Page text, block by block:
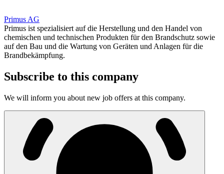
Primus AG
Primus ist spezialisiert auf die Herstellung und den Handel von
chemischen und technischen Produkten für den Brandschutz sowie
auf den Bau und die Wartung von Geräten und Anlagen für die
Brandbekämpfung.
Subscribe to this company
We will inform you about new job offers at this company.